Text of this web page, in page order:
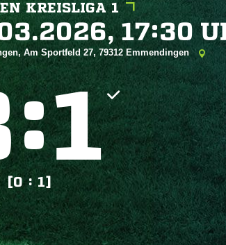
KREISLIGA 1
 
Am Sportfeld 27, 79312 Emmendingen
:
[0 : 1]